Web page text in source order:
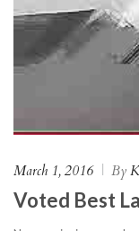
March 1, 2016 | By
Voted Best